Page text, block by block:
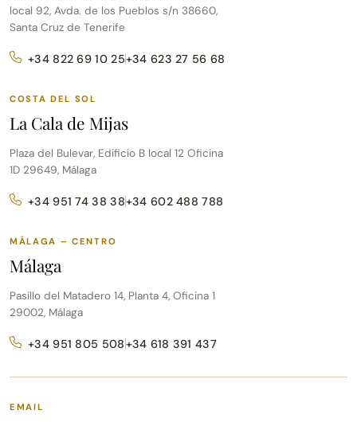
local 92, Avda. de los Pueblos s/n 38660,
Santa Cruz de Tenerife
+34 822 69 10 25+34 623 27 56 68
COSTA DEL SOL
La Cala de Mijas
Plaza del Bulevar, Edificio B local 12 Oficina
1D 29649, Málaga
+34 951 74 38 38+34 602 488 788
MÁLAGA – CENTRO
Málaga
Pasillo del Matadero 14, Planta 4, Oficina 1
29002, Málaga
+34 951 805 508+34 618 391 437
EMAIL